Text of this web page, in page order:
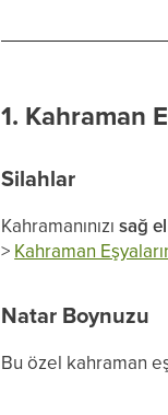
1. Kahraman
Silahlar
Kahramanınızısağ
> Kahraman
Natar Boynuzu
Bu özel kahraman